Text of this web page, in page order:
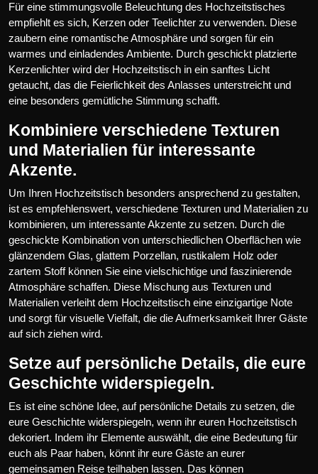
Für eine stimmungsvolle Beleuchtung des Hochzeitstisches
empfiehlt es sich, Kerzen oder Teelichter zu verwenden. Diese
zaubern eine romantische Atmosphäre und sorgen für ein
warmes und einladendes Ambiente. Durch geschickt platzierte
Kerzenlichter wird der Hochzeitstisch in ein sanftes Licht
getaucht, das die Feierlichkeit des Anlasses unterstreicht und
eine besonders gemütliche Stimmung schafft.
Kombiniere verschiedene Texturen
und Materialien für interessante
Akzente.
Um Ihren Hochzeitstisch besonders ansprechend zu gestalten,
ist es empfehlenswert, verschiedene Texturen und Materialien zu
kombinieren, um interessante Akzente zu setzen. Durch die
geschickte Kombination von unterschiedlichen Oberflächen wie
glänzendem Glas, glattem Porzellan, rustikalem Holz oder
zartem Stoff können Sie eine vielschichtige und faszinierende
Atmosphäre schaffen. Diese Mischung aus Texturen und
Materialien verleiht dem Hochzeitstisch eine einzigartige Note
und sorgt für visuelle Vielfalt, die die Aufmerksamkeit Ihrer Gäste
auf sich ziehen wird.
Setze auf persönliche Details, die eure
Geschichte widerspiegeln.
Es ist eine schöne Idee, auf persönliche Details zu setzen, die
eure Geschichte widerspiegeln, wenn ihr euren Hochzeitstisch
dekoriert. Indem ihr Elemente auswählt, die eine Bedeutung für
euch als Paar haben, könnt ihr eure Gäste an eurer
gemeinsamen Reise teilhaben lassen. Das können